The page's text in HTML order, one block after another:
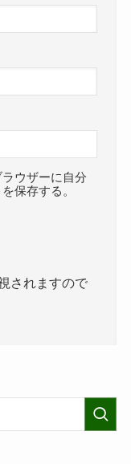
ウザーに自分
保存する。
されますので